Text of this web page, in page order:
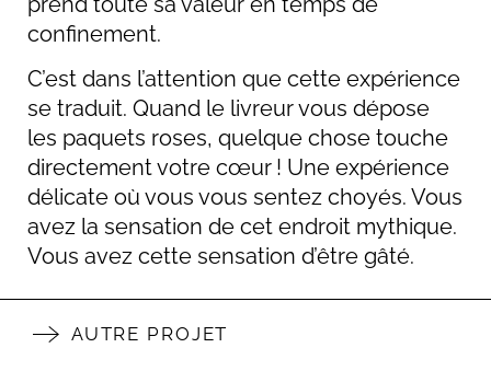
confinement.
C’est dans l’attention que cette expérience
se traduit. Quand le livreur vous dépose
les paquets roses, quelque chose touche
directement votre cœur ! Une expérience
délicate où vous vous sentez choyés. Vous
avez la sensation de cet endroit mythique.
Vous avez cette sensation d’être gâté.
AUTRE PROJET